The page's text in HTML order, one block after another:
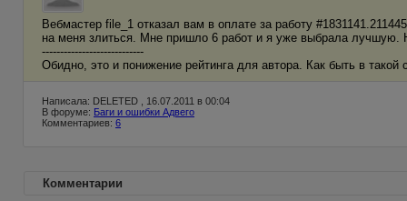
Вебмастер file_1 отказал вам в оплате за работу
на меня злиться. Мне пришло 6 работ и я уже выбрала лучшую.
----------------------------
Обидно, это и понижение рейтинга для автора. Как быть в такой
Написала: DELETED , 16.07.2011 в 00:04
В форуме: Баги и ошибки Адвего
Комментариев: 6
Комментарии